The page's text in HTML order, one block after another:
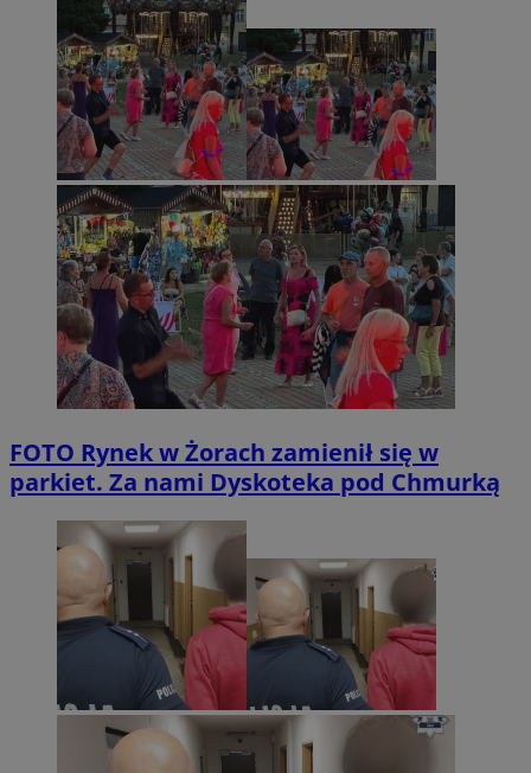
FOTO Rynek w Żorach zamienił się w
parkiet. Za nami Dyskoteka pod Chmurką